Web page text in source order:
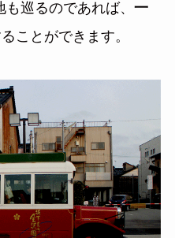
巡るのであれば、 一
ことができます。